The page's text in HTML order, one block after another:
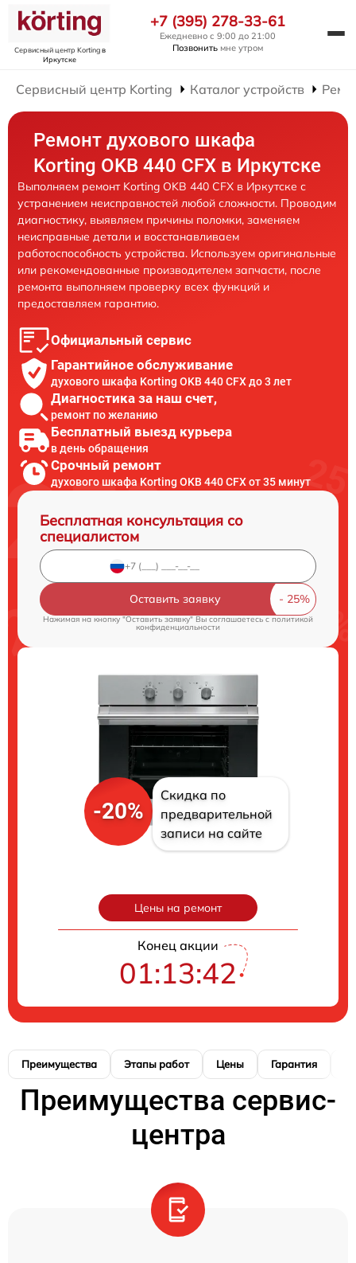
Сервисный центр Kortingв
Иркутске
+7 (395) 278-33-61
Ежедневно с 9:00 до 21:00
Позвонить мне утром
Сервисный центр Korting Каталог устройств
Ремонт духового шкафа
Korting OKB 440 CFX в Иркутске
Выполняем ремонт Korting OKB 440 CFX в Иркутске с
устранением неисправностей любой сложности. Проводим
диагностику, выявляем причины поломки, заменяем
неисправные детали и восстанавливаем
работоспособность устройства. Используем оригинальные
или рекомендованные производителем запчасти, после
ремонта выполняем проверку всех функций и
предоставляем гарантию.
Официальный сервис
Гарантийное обслуживание
духового шкафа Korting OKB 440 CFX до 3 лет
Диагностика за наш счет,
ремонт по желанию
Бесплатный выезд курьера
в день обращения
Срочный ремонт
духового шкафа Korting OKB 440 CFX от 35 минут
Бесплатная консультация со
специалистом
Оставить заявку
Нажимая на кнопку "Оставить заявку" Вы соглашаетесь cполитикой
конфиденциальности
-20%
Скидка по
предварительной
записи на сайте
Цены на ремонт
Конец акции
01:13:41
Преимущества Этапы работ Цены Гарантия
Преимущества сервис-
центра